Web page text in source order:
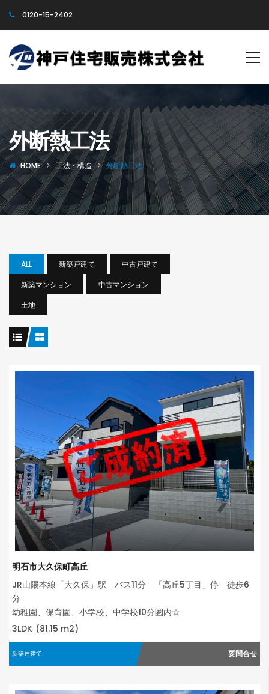
0120-15-2402
外断熱工法
HOME 工法・構造 外断熱工法
ALL 新築戸建て
中古戸建て
新築マンション
中古マンション
土地
明石市大久保町高丘
JR山陽本線「大久保」駅 バス11分 「高丘5丁目」停 徒歩6
分
幼稚園、保育園、小学校、中学校10分圏内☆
3LDK (81.15 m2)
新築戸建て 要問合せ